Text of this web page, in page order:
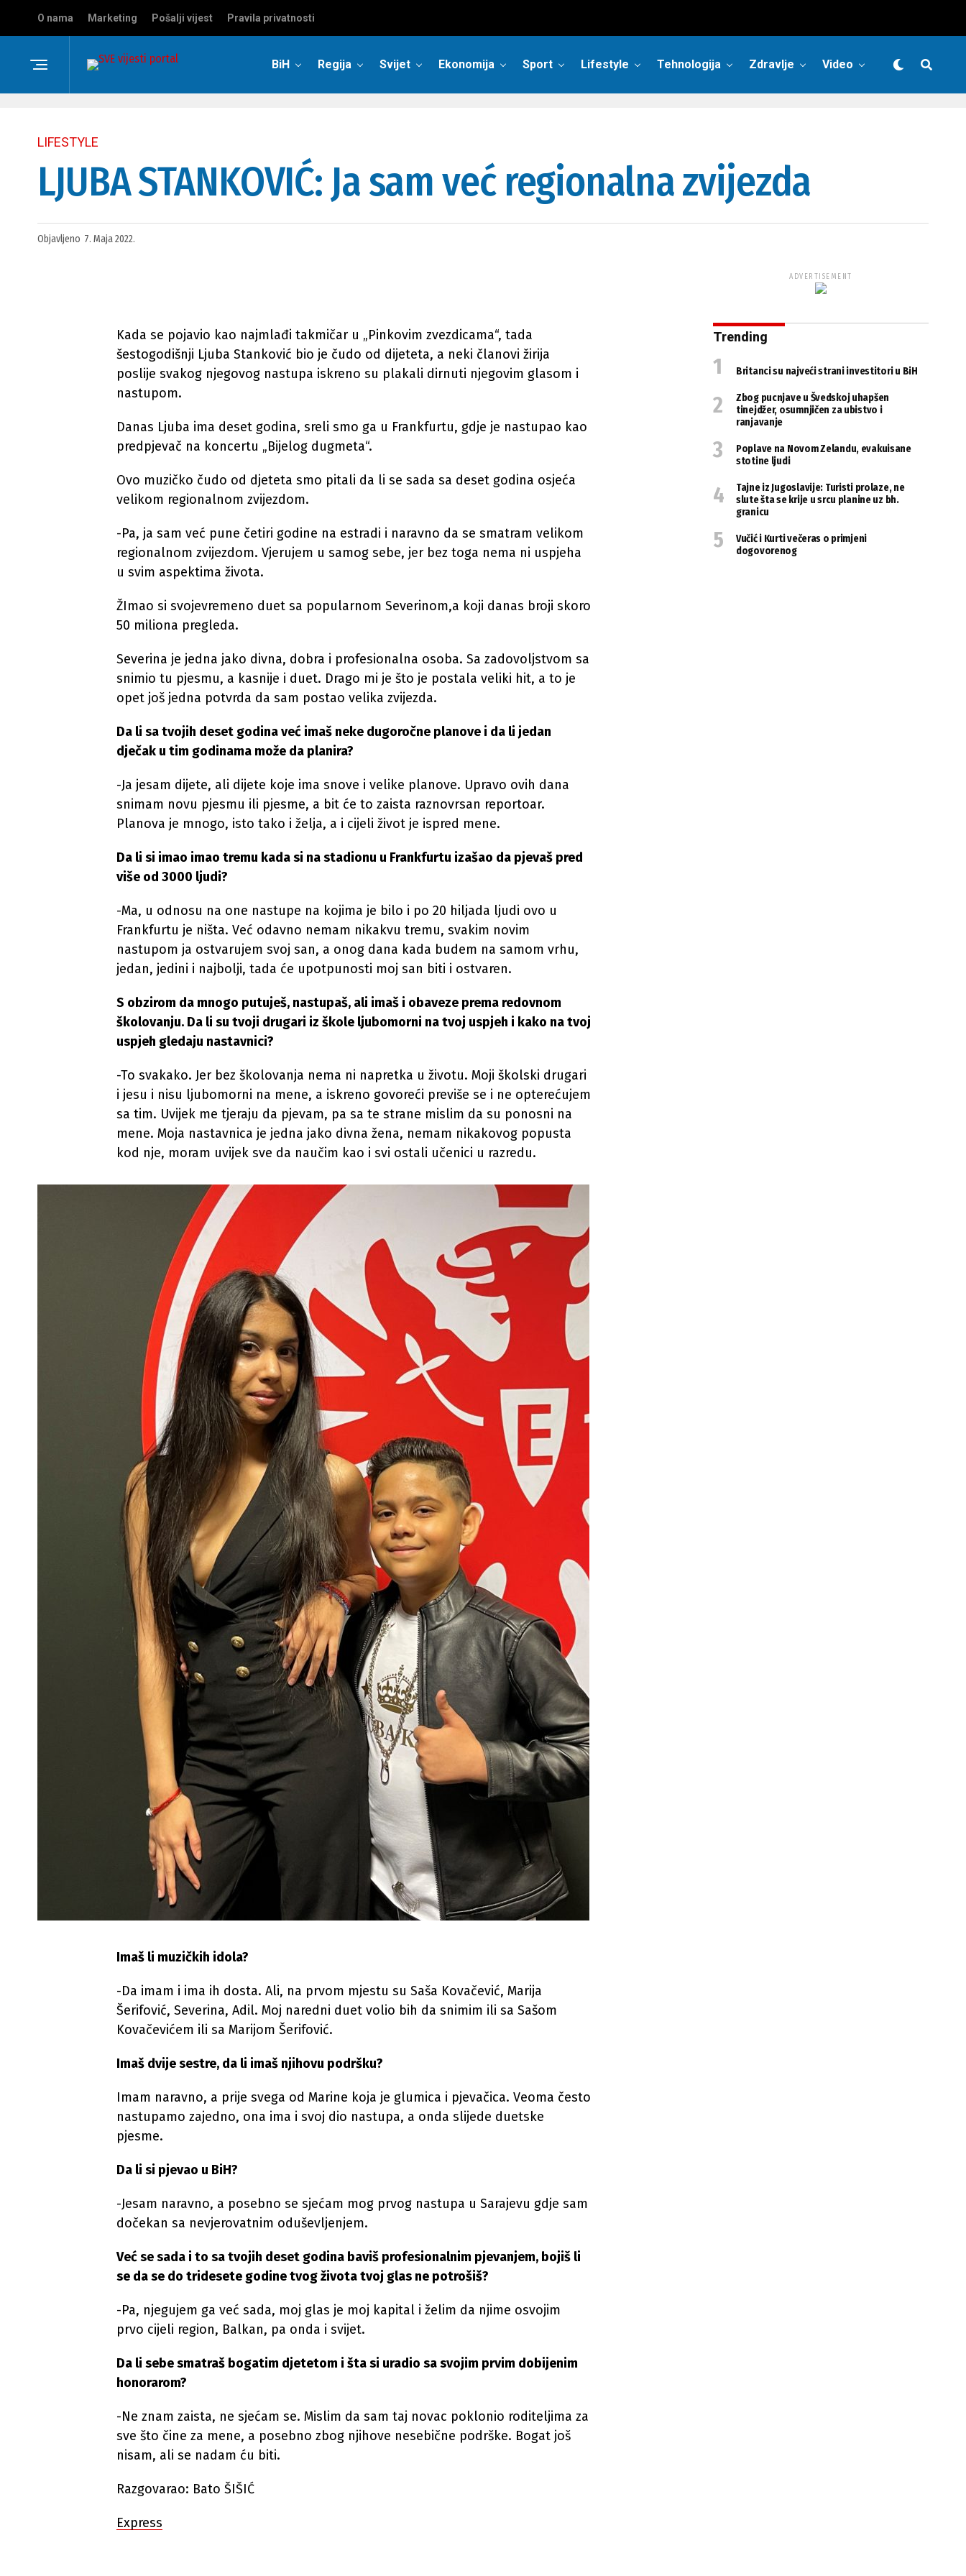
O nama Marketing Pošalji vijest Pravila privatnosti
BiH Regija Svijet Ekonomija Sport Lifestyle Tehnologija Zdravlje Video
LIFESTYLE
LJUBA STANKOVIĆ: Ja sam već regionalna zvijezda
Objavljeno 7. Maja 2022.
Kada se pojavio kao najmlađi takmičar u „Pinkovim zvezdicama“, tada
šestogodišnji Ljuba Stanković bio je čudo od dijeteta, a neki članovi žirija
poslije svakog njegovog nastupa iskreno su plakali dirnuti njegovim glasom i
nastupom.
Danas Ljuba ima deset godina, sreli smo ga u Frankfurtu, gdje je nastupao kao
predpjevač na koncertu „Bijelog dugmeta“.
Ovo muzičko čudo od djeteta smo pitali da li se sada sa deset godina osjeća
velikom regionalnom zvijezdom.
-Pa, ja sam već pune četiri godine na estradi i naravno da se smatram velikom
regionalnom zvijezdom. Vjerujem u samog sebe, jer bez toga nema ni uspjeha
u svim aspektima života.
ŽImao si svojevremeno duet sa popularnom Severinom,a koji danas broji skoro
50 miliona pregleda.
Severina je jedna jako divna, dobra i profesionalna osoba. Sa zadovoljstvom sa
snimio tu pjesmu, a kasnije i duet. Drago mi je što je postala veliki hit, a to je
opet još jedna potvrda da sam postao velika zvijezda.
Da li sa tvojih deset godina već imaš neke dugoročne planove i da li jedan
dječak u tim godinama može da planira?
-Ja jesam dijete, ali dijete koje ima snove i velike planove. Upravo ovih dana
snimam novu pjesmu ili pjesme, a bit će to zaista raznovrsan reportoar.
Planova je mnogo, isto tako i želja, a i cijeli život je ispred mene.
Da li si imao imao tremu kada si na stadionu u Frankfurtu izašao da pjevaš pred
više od 3000 ljudi?
-Ma, u odnosu na one nastupe na kojima je bilo i po 20 hiljada ljudi ovo u
Frankfurtu je ništa. Već odavno nemam nikakvu tremu, svakim novim
nastupom ja ostvarujem svoj san, a onog dana kada budem na samom vrhu,
jedan, jedini i najbolji, tada će upotpunosti moj san biti i ostvaren.
S obzirom da mnogo putuješ, nastupaš, ali imaš i obaveze prema redovnom
školovanju. Da li su tvoji drugari iz škole ljubomorni na tvoj uspjeh i kako na tvoj
uspjeh gledaju nastavnici?
-To svakako. Jer bez školovanja nema ni napretka u životu. Moji školski drugari
i jesu i nisu ljubomorni na mene, a iskreno govoreći previše se i ne opterećujem
sa tim. Uvijek me tjeraju da pjevam, pa sa te strane mislim da su ponosni na
mene. Moja nastavnica je jedna jako divna žena, nemam nikakovog popusta
kod nje, moram uvijek sve da naučim kao i svi ostali učenici u razredu.
Imaš li muzičkih idola?
-Da imam i ima ih dosta. Ali, na prvom mjestu su Saša Kovačević, Marija
Šerifović, Severina, Adil. Moj naredni duet volio bih da snimim ili sa Sašom
Kovačevićem ili sa Marijom Šerifović.
Imaš dvije sestre, da li imaš njihovu podršku?
Imam naravno, a prije svega od Marine koja je glumica i pjevačica. Veoma često
nastupamo zajedno, ona ima i svoj dio nastupa, a onda slijede duetske
pjesme.
Da li si pjevao u BiH?
-Jesam naravno, a posebno se sjećam mog prvog nastupa u Sarajevu gdje sam
dočekan sa nevjerovatnim oduševljenjem.
Već se sada i to sa tvojih deset godina baviš profesionalnim pjevanjem, bojiš li
se da se do tridesete godine tvog života tvoj glas ne potrošiš?
-Pa, njegujem ga već sada, moj glas je moj kapital i želim da njime osvojim
prvo cijeli region, Balkan, pa onda i svijet.
Da li sebe smatraš bogatim djetetom i šta si uradio sa svojim prvim dobijenim
honorarom?
-Ne znam zaista, ne sjećam se. Mislim da sam taj novac poklonio roditeljima za
sve što čine za mene, a posebno zbog njihove nesebične podrške. Bogat još
nisam, ali se nadam ću biti.
Razgovarao: Bato ŠIŠIĆ
Express
ADVERTISEMENT
Trending
Britanci su najveći strani investitori u BiH
Zbog pucnjave u Švedskoj uhapšen
tinejdžer, osumnjičen za ubistvo i
ranjavanje
Poplave na Novom Zelandu, evakuisane
stotine ljudi
Tajne iz Jugoslavije: Turisti prolaze, ne
slute šta se krije u srcu planine uz bh.
granicu
Vučić i Kurti večeras o primjeni
dogovorenog